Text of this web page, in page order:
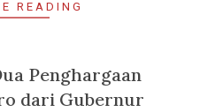
READING
Penghargaan
dari Gubernur